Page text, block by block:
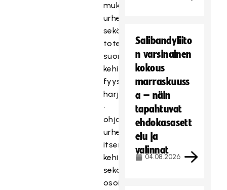
mukaiseen
urheiluun
sekä
toteuttaa
suorituskykyä
kehittävää
fyysistä
harjoittelua
•
ohjata
urheilijaa
itsensä
kehittämisessä
sekä
osoittaa
Salibandyliito
n varsinainen
kokous
marraskuuss
a – näin
tapahtuvat
ehdokasasett
elu ja
valinnat
04.08.2026